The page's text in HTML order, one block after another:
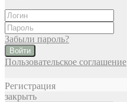
Забыли пароль?
Войти
Пользовательское соглашение
Регистрация
закрыть